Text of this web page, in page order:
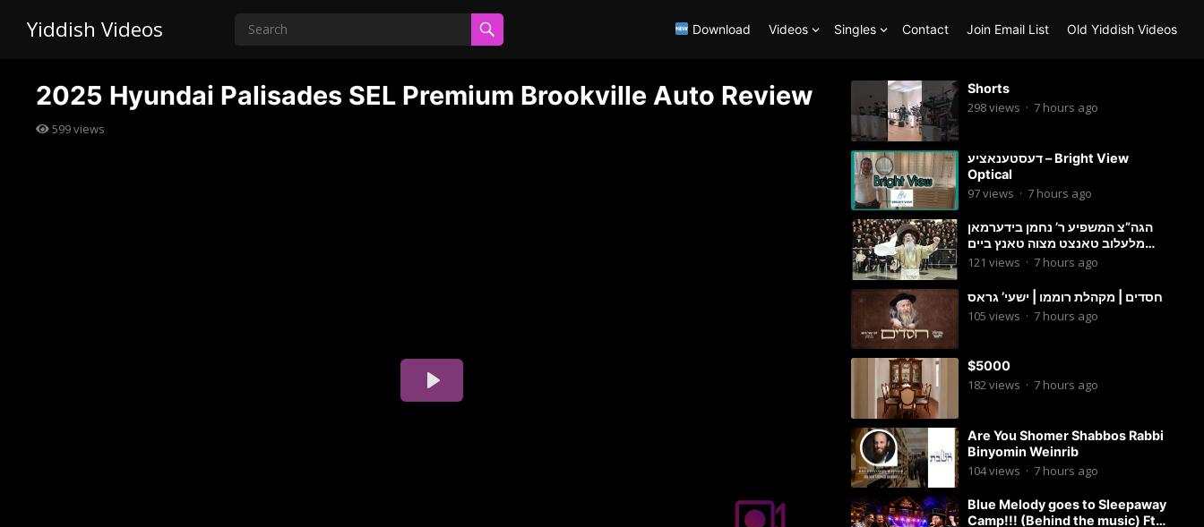
Yiddish Videos Download Videos Singles Contact Join Email List Old Yiddish Videos
2025 Hyundai Palisades SEL Premium Brookville Auto Review
599views
Shorts
298views · 7 hours ago
דעסטענאציע – Bright View
Optical
97views · 7 hours ago
הגה”צ המשפיע ר’ נחמן בידערמאן
מלעלוב טאנצט מצוה טאנץ ביים
שמחת החתונה פון בנו החתן
121 views · 7 hours ago
חסדים | מקהלת רוממו | ישעי’ גראס
105 views · 7 hours ago
$5000
182views · 7 hours ago
Are You Shomer Shabbos Rabbi
Binyomin Weinrib
104views · 7 hours ago
Blue Melody goes to Sleepaway
Camp!!! (Behind the music) Ft.